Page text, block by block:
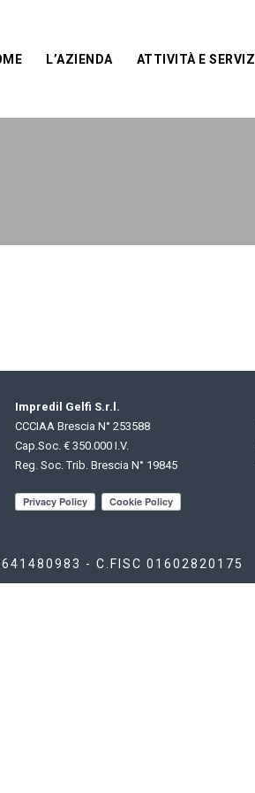
L’AZIENDA ATTIVITÀ E SERVIZI
Impredil Gelfi S.r.l.
CCCIAA Brescia N° 253588
Cap.Soc. € 350.000 I.V.
Reg. Soc. Trib. Brescia N° 19845
- C.FISC 01602820175